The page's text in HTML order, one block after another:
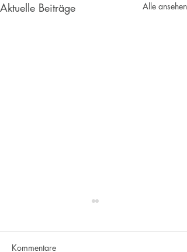
Aktuelle Beiträge Alle ansehen
Kommentare